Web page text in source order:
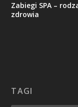
Zabiegi SPA –
zdrowia
TAGI